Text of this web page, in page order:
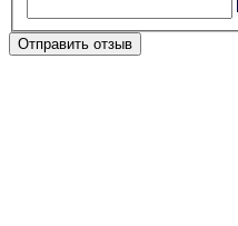
Отправить отзыв